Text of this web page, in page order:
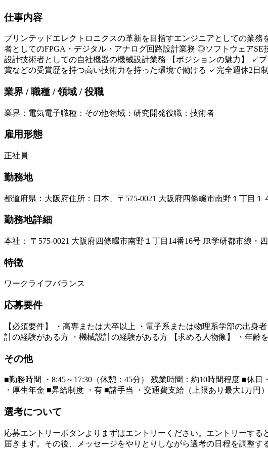
仕事内容
プリンテッドエレクトロニクスの革新を目指すエンジニアとしての業
者としてのFPGA・デジタル・アナログ回路設計業務 ◎ソフトウェア
設計技術者としての自社機器の機械設計業務 【ポジションの魅力】 ✓
賞などの受賞歴を持つ高い技術力を持った環境で働ける ✓完全週休2日
業界 / 職種 / 領域 / 役職
業界 ： 電気電子職種 ： その他領域 ： 研究開発役職 ： 技術者
雇用形態
正社員
勤務地
都道府県 ： 大阪府住所 ： 日本、〒575-0021 大阪府四條畷市南野１丁目１
勤務地詳細
本社： 〒575-0021 大阪府四條畷市南野１丁目14番16号 JR学研都市線
特徴
ワークライフバランス
応募要件
【必須要件】 ・高専または大卒以上 ・電子系または物理系学部の出
計の経験がある方 ・機械設計の経験がある方 【求める人物像】 ・年
その他
■勤務時間 ・8:45～17:30（休憩：45分） 残業時間：約10時間程度 ■休
・厚生年金 ■昇給制度 ・有 ■諸手当 ・交通費支給（上限あり最大1万
選考について
応募エントリーボタンよりまずはエントリーください。エントリーす
届きます。その後、メッセージをやりとりしながら選考の日程を調整す